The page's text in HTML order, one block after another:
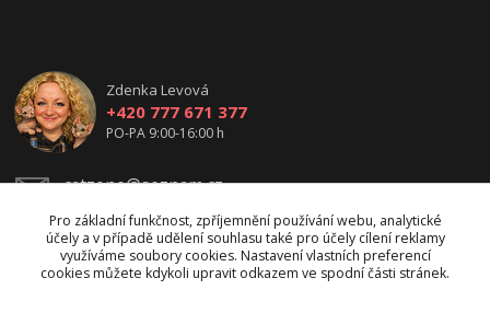
Zdenka Levová
+420 777 671 377
PO-PA 9:00-16:00 h
catzone@seznam.cz
Pro základní funkčnost, zpříjemnění používání webu, analytické
účely a v případě udělení souhlasu také pro účely cílení reklamy
využíváme soubory cookies. Nastavení vlastních preferencí
cookies můžete kdykoli upravit odkazem ve spodní části stránek.